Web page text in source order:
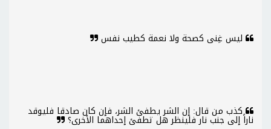
ليس غِنى كصحة ولا نعمة كطيب نفس
كذب من قال: إن الشر يطفئ الشر، فإن كان صادقا فليوقد
ناراً إلى جنب نار فلينظر هل تطفئ إحداهما الأخرى؟